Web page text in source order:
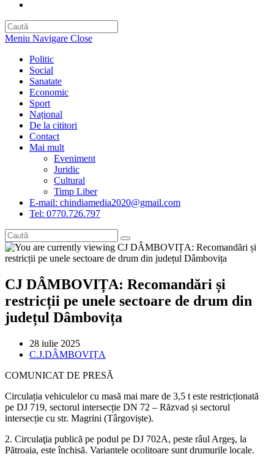
Meniu Navigare Close
Politic
Social
Sanatate
Economic
Sport
Național
De la cititori
Contact
Mai mult
Eveniment
Juridic
Cultural
Timp Liber
E-mail: chindiamedia2020@gmail.com
Tel: 0770.726.797
CJ DÂMBOVIȚA: Recomandări și
restricții pe unele sectoare de drum din
județul Dâmbovița
Post
published:
28 iulie 2025
Post
C.J.DÂMBOVIȚA
COMUNICAT DE PRESĂ
Circulația vehiculelor cu masă mai mare de 3,5 t este restricționată
pe DJ 719, sectorul intersecție DN 72 – Răzvad și sectorul
intersecție cu str. Magrini (Târgoviște).
2. Circulaţia publică pe podul pe DJ 702A, peste râul Argeş, la
Pătroaia, este închisă. Variantele ocolitoare sunt drumurile locale.